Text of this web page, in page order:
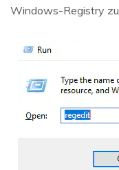
Windows-Registry